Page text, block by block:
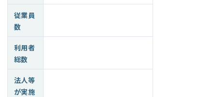
従業員
数
利用者
総数
法人等
が実施